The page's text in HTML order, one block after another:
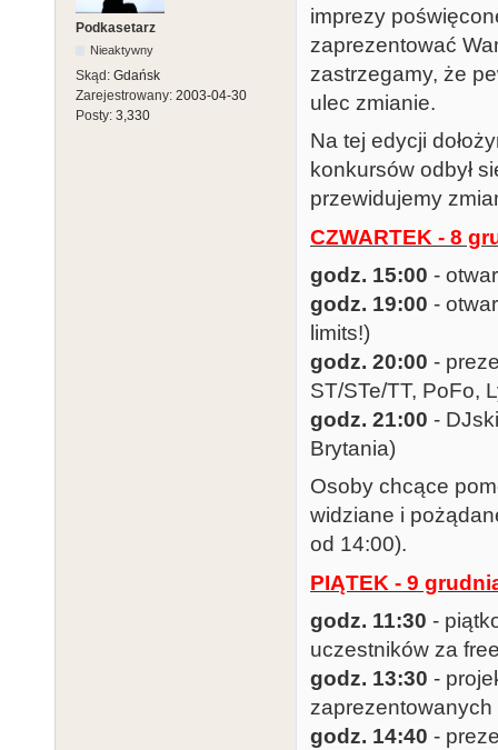
Podkasetarz
Nieaktywny
Skąd: Gdańsk
Zarejestrowany: 2003-04-30
Posty: 3,330
imprezy
zaprezentować
zastrzegamy, że
ulec zmianie.
Na tej edycji
konkursów odbył
przewidujemy
CZWARTEK - 8
godz. 15:00 -
godz. 19:00 -
limits!)
godz. 20:00 -
ST/STe/TT, PoFo,
godz. 21:00 -
Brytania)
Osoby chcące
widziane i
od 14:00).
PIĄTEK - 9
godz. 11:30 -
uczestników za
godz. 13:30 -
godz. 14:40 -